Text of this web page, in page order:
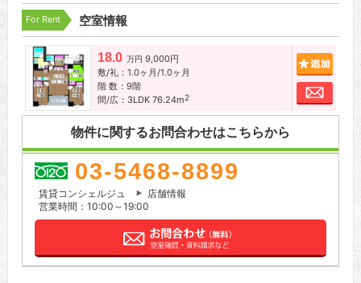
For Rent 空室情報
18.0 万円 9,000円
敷/礼：1.0ヶ月/1.0ヶ月
階 数：9階
間/広：3LDK 76.24m2
お問
物件に関するお問合わせはこちらから
03-5468-8899
賃貸コンシェルジュ
店舗情報
営業時間：10:00～19:00